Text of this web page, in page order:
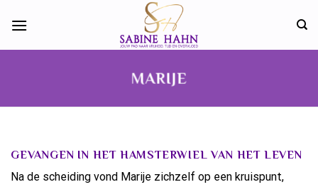
MARIJE
GEVANGEN IN HET HAMSTERWIEL VAN HET LEVEN
Na de scheiding vond Marije zichzelf op een kruispunt,